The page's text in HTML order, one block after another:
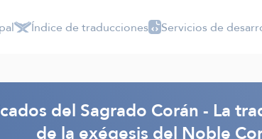
Índice de traducciones Servicios de
del Sagrado Corán - La